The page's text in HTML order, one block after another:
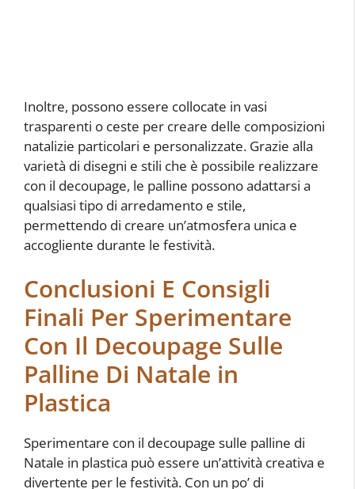
Inoltre, possono essere collocate in vasi
trasparenti o ceste per creare delle composizioni
natalizie particolari e personalizzate. Grazie alla
varietà di disegni e stili che è possibile realizzare
con il decoupage, le palline possono adattarsi a
qualsiasi tipo di arredamento e stile,
permettendo di creare un’atmosfera unica e
accogliente durante le festività.
Conclusioni E Consigli
Finali Per Sperimentare
Con Il Decoupage Sulle
Palline Di Natale in
Plastica
Sperimentare con il decoupage sulle palline di
Natale in plastica può essere un’attività creativa e
divertente per le festività. Con un po’ di